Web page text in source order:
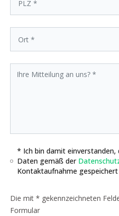
* Ich bin damit
Daten gemäß der
Kontaktaufnahme gespeichert
Die mit * gekennzeichneten
Formular